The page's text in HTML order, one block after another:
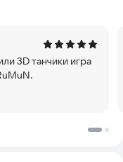
и больше
вкус триумфа,
и ведите свой
Уничтожайте
3D танчики игра